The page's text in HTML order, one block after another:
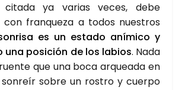
cita­da ya varias veces, debe
fran­que­za a todos nues­tros
es un esta­do aní­mi­co y
una posi­ción de los labios. Nada
que una boca arquea­da en
son­reír sobre un ros­tro y cuer­po